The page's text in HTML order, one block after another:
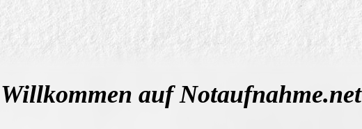
Willkommen auf Notaufnahme.net